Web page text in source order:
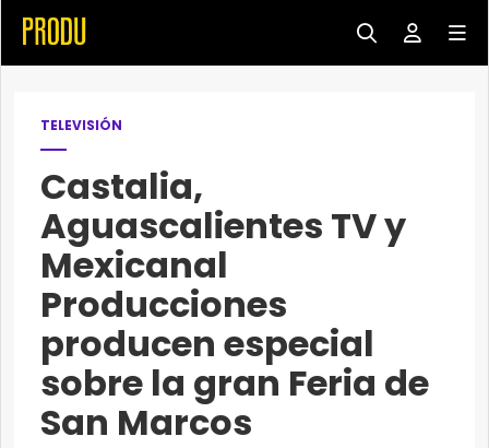
TELEVISIÓN
Castalia,
Aguascalientes TV y
Mexicanal
Producciones
producen especial
sobre la gran Feria de
San Marcos